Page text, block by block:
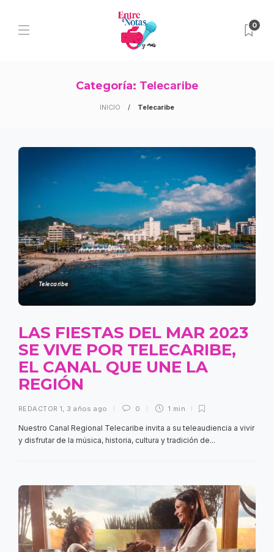
0
Categoría: Telecaribe
INICIO Telecaribe
Telecaribe
LAS FIESTAS DEL MAR 2023
SE VIVE POR TELECARIBE,
EL CANAL QUE UNE LA
REGIÓN
REDACTOR 1 3 años ago 0 1 min
Nuestro Canal Regional Telecaribe invita a su teleaudiencia a vivir
y disfrutar de la música, historia, cultura y tradición de...